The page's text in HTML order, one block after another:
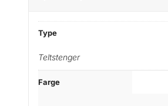
Type
Teltstenger
Farge